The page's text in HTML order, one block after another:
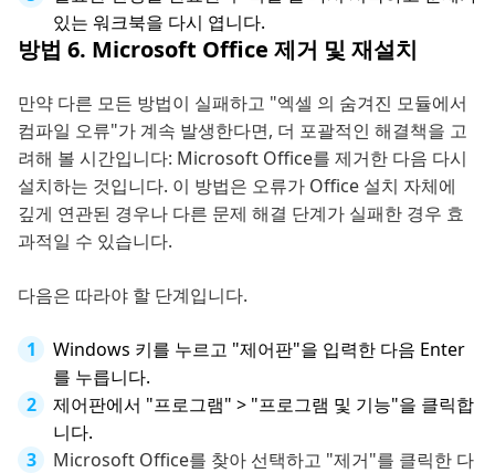
있는 워크북을 다시 엽니다.
방법 6. Microsoft Office 제거 및 재설치
만약 다른 모든 방법이 실패하고 "엑셀 의 숨겨진 모듈에서
컴파일 오류"가 계속 발생한다면, 더 포괄적인 해결책을 고
려해 볼 시간입니다: Microsoft Office를 제거한 다음 다시
설치하는 것입니다. 이 방법은 오류가 Office 설치 자체에
깊게 연관된 경우나 다른 문제 해결 단계가 실패한 경우 효
과적일 수 있습니다.
다음은 따라야 할 단계입니다.
Windows 키를 누르고 "제어판"을 입력한 다음 Enter
를 누릅니다.
제어판에서 "프로그램" > "프로그램 및 기능"을 클릭합
니다.
Microsoft Office를 찾아 선택하고 "제거"를 클릭한 다